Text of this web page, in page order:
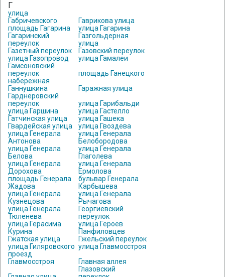
Г
улица
Габричевского
Гаврикова улица
площадь Гагарина
улица Гагарина
Гагаринский
переулок
Газгольдерная
улица
Газетный переулок
Газовский переулок
улица Газопровод
улица Гамалеи
Гамсоновский
переулок
площадь Ганецкого
набережная
Ганнушкина
Гаражная улица
Гарднеровский
переулок
улица Гарибальди
улица Гаршина
улица Гастелло
Гатчинская улица
улица Гашека
Гвардейская улица
улица Гвоздева
улица Генерала
Антонова
улица Генерала
Белобородова
улица Генерала
Белова
улица Генерала
Глаголева
улица Генерала
Дорохова
улица Генерала
Ермолова
площадь Генерала
Жадова
бульвар Генерала
Карбышева
улица Генерала
Кузнецова
улица Генерала
Рычагова
улица Генерала
Тюленева
Георгиевский
переулок
улица Герасима
Курина
улица Героев
Панфиловцев
Гжатская улица
Гжельский переулок
улица Гиляровского улица Главмосстроя
проезд
Главмосстроя
Главная аллея
Глазовский